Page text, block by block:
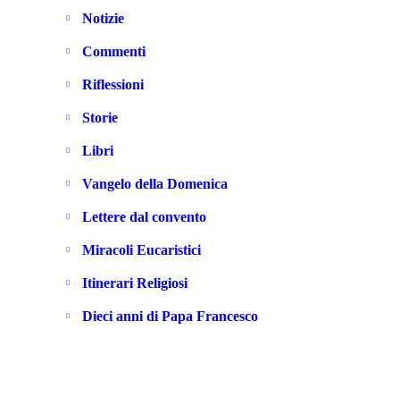
Notizie
Commenti
Riflessioni
Storie
Libri
Vangelo della Domenica
Lettere dal convento
Miracoli Eucaristici
Itinerari Religiosi
Dieci anni di Papa Francesco